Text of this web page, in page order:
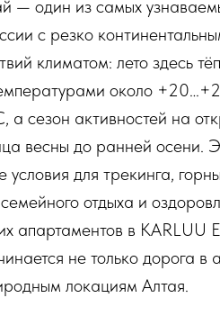
— один из самых
с резко
климатом: лето здесь
около
а сезон активностей на
весны до ранней осени.
условия для трекинга,
отдыха и
апартаментов в KARLUU
не только дорога в
локациям Алтая.